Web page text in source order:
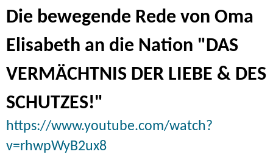
Die bewegende Rede von Oma
Elisabeth an die Nation "DAS
VERMÄCHTNIS DER LIEBE & DES
SCHUTZES!"
https://www.youtube.com/watch?
v=rhwpWyB2ux8